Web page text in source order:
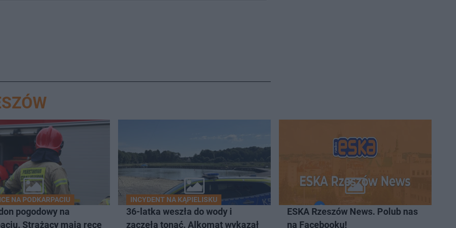
o
NA PODKARPACIU
pogodowy na
Strażacy mają ręce
INCYDENT NA KĄPIELISKU
36-latka weszła do wody i
zaczęła tonąć. Alkomat wykazał
ESKA Rzeszów News. Polub nas
na Facebooku!